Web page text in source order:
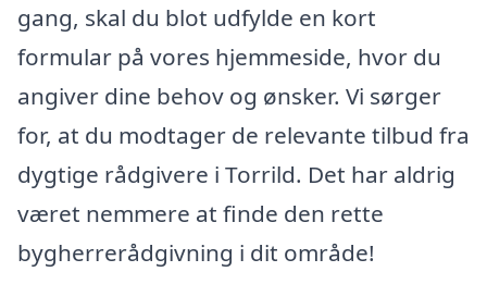
gang, skal du blot udfylde en kort
formular på vores hjemmeside, hvor du
angiver dine behov og ønsker. Vi sørger
for, at du modtager de relevante tilbud fra
dygtige rådgivere i Torrild. Det har aldrig
været nemmere at finde den rette
bygherrerådgivning i dit område!